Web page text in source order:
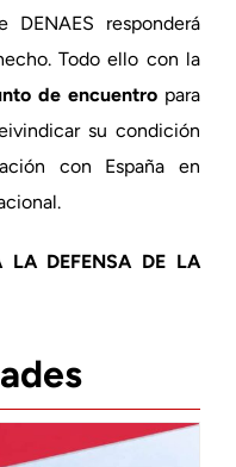
responderá
Todo ello con la
de encuentropara
su condición
con España en
LA DEFENSA DE LA